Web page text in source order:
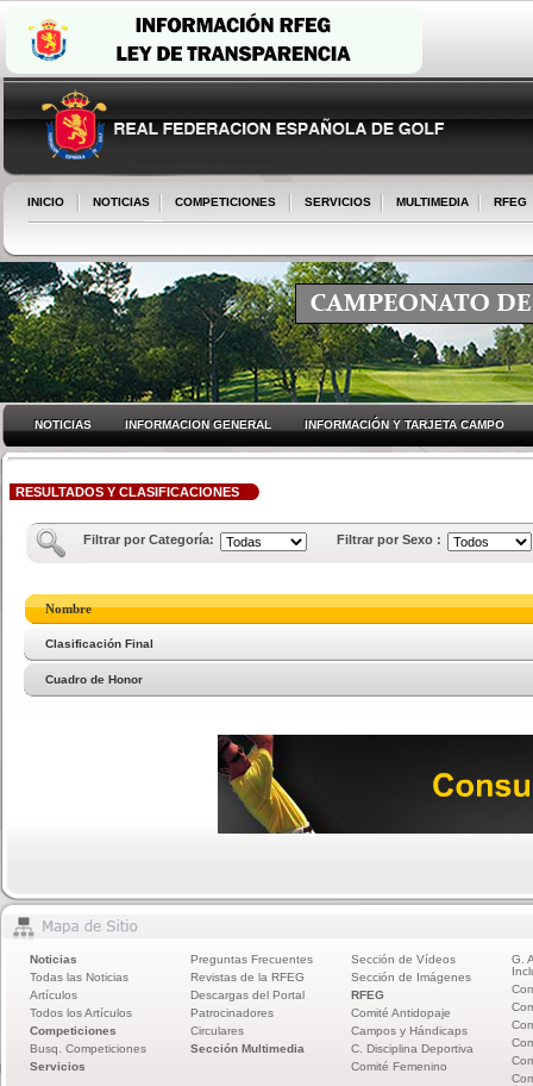
INICIO NOTICIAS COMPETICIONES SERVICIOS MULTIMEDIA RFEG
NOTICIAS INFORMACION GENERAL INFORMACIÓN Y TARJETA CAMPO
RESULTADOS Y CLASIFICACIONES
Filtrar por Categoría: Filtrar por Sexo :
Nombre
Clasificación Final
Cuadro de Honor
Noticias
Todas las Noticias
Artículos
Todos los Artículos
Competiciones
Busq. Competiciones
Servicios
Preguntas Frecuentes
Revistas de la RFEG
Descargas del Portal
Patrocinadores
Circulares
Sección Multimedia
Sección de Vídeos
Sección de Imágenes
RFEG
Comité Antidopaje
Campos y Hándicaps
C. Disciplina Deportiva
Comité Femenino
G.